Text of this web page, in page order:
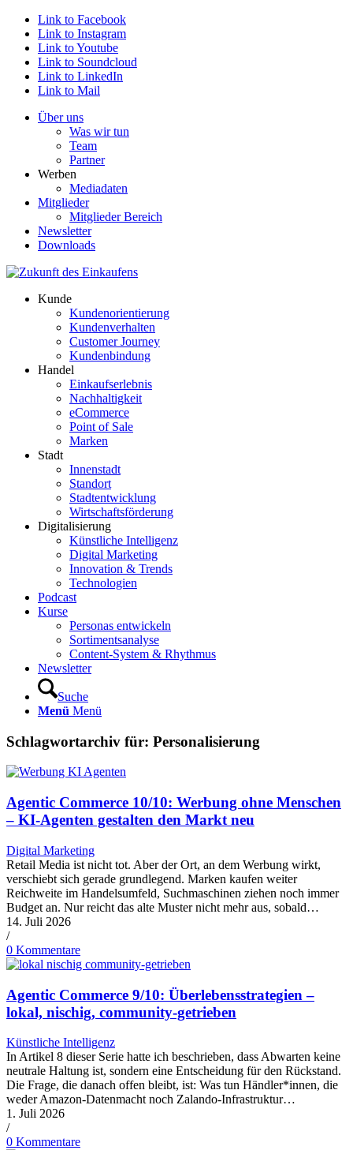
Link to Facebook
Link to Instagram
Link to Youtube
Link to Soundcloud
Link to LinkedIn
Link to Mail
Über uns
Was wir tun
Team
Partner
Werben
Mediadaten
Mitglieder
Mitglieder Bereich
Newsletter
Downloads
Kunde
Kundenorientierung
Kundenverhalten
Customer Journey
Kundenbindung
Handel
Einkaufserlebnis
Nachhaltigkeit
eCommerce
Point of Sale
Marken
Stadt
Innenstadt
Standort
Stadtentwicklung
Wirtschaftsförderung
Digitalisierung
Künstliche Intelligenz
Digital Marketing
Innovation & Trends
Technologien
Podcast
Kurse
Personas entwickeln
Sortimentsanalyse
Content-System & Rhythmus
Newsletter
Suche
Menü Menü
Schlagwortarchiv für: Personalisierung
Agentic Commerce 10/10: Werbung ohne Menschen
– KI-Agenten gestalten den Markt neu
Digital Marketing
Retail Media ist nicht tot. Aber der Ort, an dem Werbung wirkt,
verschiebt sich gerade grundlegend. Marken kaufen weiter
Reichweite im Handelsumfeld, Suchmaschinen ziehen noch immer
Budget an. Nur reicht das alte Muster nicht mehr aus, sobald…
14. Juli 2026
/
0 Kommentare
Agentic Commerce 9/10: Überlebensstrategien –
lokal, nischig, community-getrieben
Künstliche Intelligenz
In Artikel 8 dieser Serie hatte ich beschrieben, dass Abwarten keine
neutrale Haltung ist, sondern eine Entscheidung für den Rückstand.
Die Frage, die danach offen bleibt, ist: Was tun Händler*innen, die
weder Amazon-Datenmacht noch Zalando-Infrastruktur…
1. Juli 2026
/
0 Kommentare